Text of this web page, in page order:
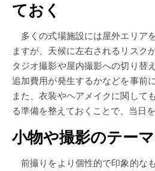
ておく
多くの式場施設には屋外エリア
ますが、天候に左右されるリスク
タジオ撮影や屋内撮影への切り替
追加費用が発生するかなどを事前
また、衣装やヘアメイクに関して
る準備を整えておくことで、当日
小物や撮影のテー
前撮りをより個性的で印象的な